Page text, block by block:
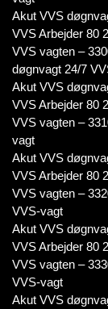
Akut VVS
VVS Arbejder 80
VVS vagten –
døgnvagt 24/7
Akut VVS
VVS Arbejder 80
VVS vagten –
vagt
Akut VVS
VVS Arbejder 80
VVS vagten –
VVS-vagt
Akut VVS
VVS Arbejder 80
VVS vagten –
VVS-vagt
Akut VVS